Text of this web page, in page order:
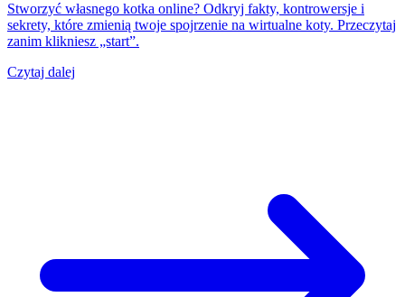
Stworzyć własnego kotka online? Odkryj fakty, kontrowersje i
sekrety, które zmienią twoje spojrzenie na wirtualne koty. Przeczytaj
zanim klikniesz „start”.
Czytaj dalej